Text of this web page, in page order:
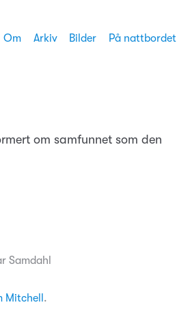
Om Arkiv Bilder På nattbordet
om samfunnet som den
Samdahl
Mitchell .